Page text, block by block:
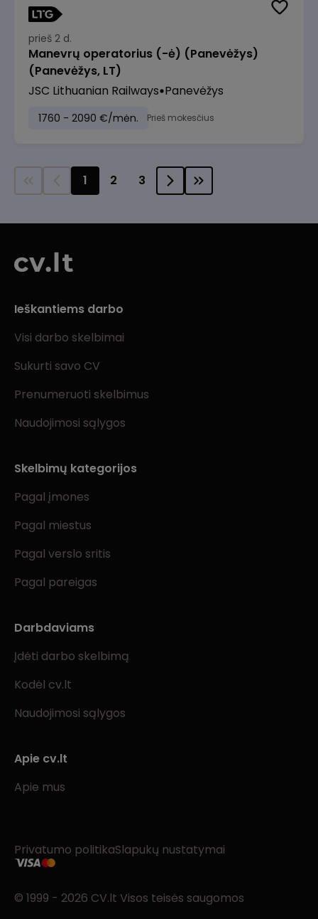
prieš 2 d.
Manevrų operatorius (-ė) (Panevėžys)
(Panevėžys, LT)
JSC Lithuanian Railways Panevėžys
1760 - 2090 €/mėn. Prieš mokesčius
1 2 3
Ieškantiems darbo
Visi darbo skelbimai
Sukurti savo CV
Prenumeruoti skelbimus
Naudojimosi sąlygos
Skelbimų kategorijos
Pagal įmones
Pagal miestus
Pagal verslo sritis
Pagal pareigas
Darbdaviams
Įdėti darbo skelbimą
Kodėl cv.lt
Naudojimosi sąlygos
Apie cv.lt
Apie mus
Privatumo politikaSlapukų nustatymai
© 1999 - 2026 CV.lt Visos teisės saugomos